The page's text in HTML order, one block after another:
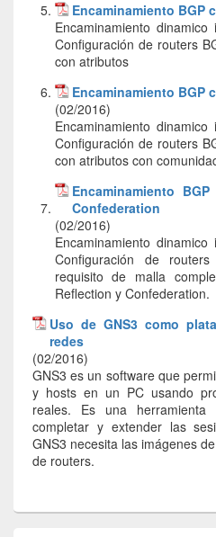
Encaminamiento BGP
Encaminamiento dinamico
Configuración de routers
con atributos
Encaminamiento BGP
(02/2016)
Encaminamiento dinamico
Configuración de routers
con atributos con
Encaminamiento
Confederation
(02/2016)
Encaminamiento dinamico
Configuración de
requisito de malla
Reflection y Confederation.
Uso de GNS3 como
redes
(02/2016)
GNS3 es un software que
y hosts en un PC usando
reales. Es una
completar y extender las
GNS3 necesita las imágenes
de routers.